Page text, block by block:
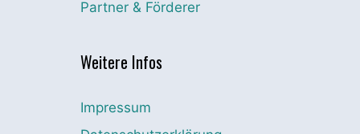
Partner & Förderer
Weitere Infos
Impressum